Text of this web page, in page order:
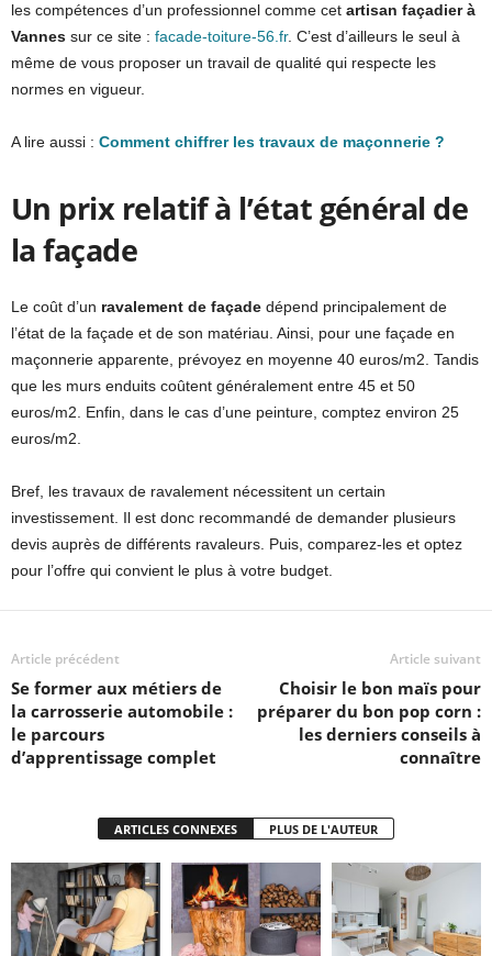
les compétences d’un professionnel comme cet artisan façadier à
Vannes sur ce site : facade-toiture-56.fr. C’est d’ailleurs le seul à
même de vous proposer un travail de qualité qui respecte les
normes en vigueur.
A lire aussi : Comment chiffrer les travaux de maçonnerie ?
Un prix relatif à l’état général de
la façade
Le coût d’un ravalement de façade dépend principalement de
l’état de la façade et de son matériau. Ainsi, pour une façade en
maçonnerie apparente, prévoyez en moyenne 40 euros/m2. Tandis
que les murs enduits coûtent généralement entre 45 et 50
euros/m2. Enfin, dans le cas d’une peinture, comptez environ 25
euros/m2.
Bref, les travaux de ravalement nécessitent un certain
investissement. Il est donc recommandé de demander plusieurs
devis auprès de différents ravaleurs. Puis, comparez-les et optez
pour l’offre qui convient le plus à votre budget.
Article précédent
Se former aux métiers de
la carrosserie automobile :
le parcours
d’apprentissage complet
Article suivant
Choisir le bon maïs pour
préparer du bon pop corn :
les derniers conseils à
connaître
ARTICLES CONNEXES PLUS DE L'AUTEUR